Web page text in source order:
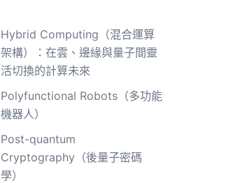
Hybrid Computing（混合運算
架構）：在雲、邊緣與量子間靈
活切換的計算未來
Polyfunctional Robots（多功能
機器人）
Post-quantum
Cryptography（後量子密碼
學）